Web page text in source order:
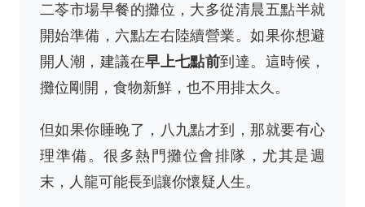
二苓市場早餐的攤位，大多從清晨五點半就
開始準備，六點左右陸續營業。如果你想避
開人潮，建議在早上七點前到達。這時候，
攤位剛開，食物新鮮，也不用排太久。
但如果你睡晚了，八九點才到，那就要有心
理準備。很多熱門攤位會排隊，尤其是週
末，人龍可能長到讓你懷疑人生。